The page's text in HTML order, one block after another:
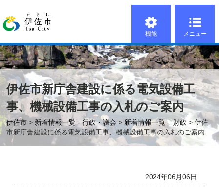
機能 メニュー
伊佐市新庁舎建設に係る電気設備工
事、機械設備工事の入札のご案内
伊佐市 > 新着情報一覧 - 行政・議会 > 新着情報一覧 – 財政 > 伊佐
市新庁舎建設に係る電気設備工事、機械設備工事の入札のご案内
2024年06月06日